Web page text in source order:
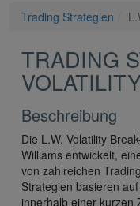
Trading Strategien
TRADING
Beschreibung
Die L.W. Volatility
Williams entwickelt,
von zahlreichen
Strategien basieren
innerhalb einer kurzen